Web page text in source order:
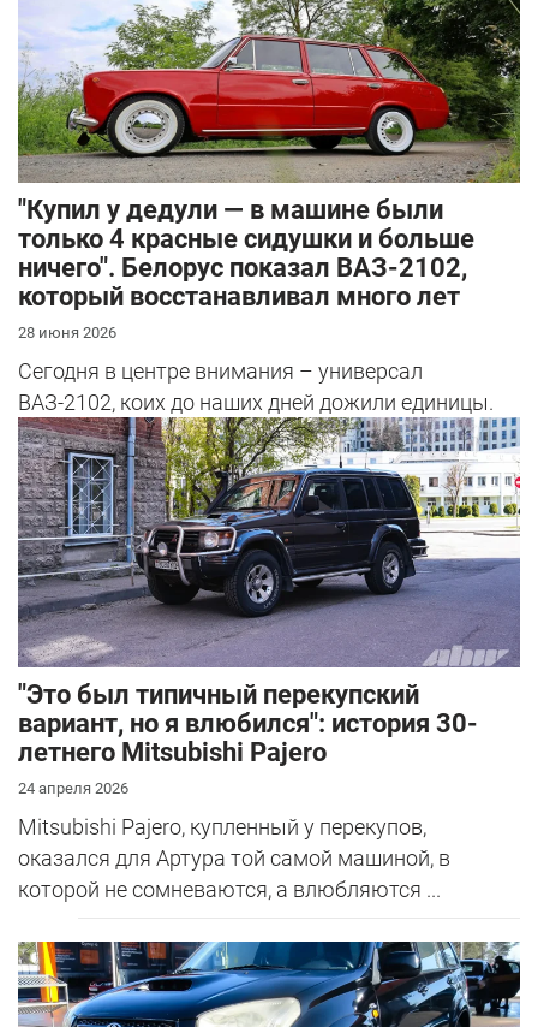
"Купил у дедули — в машине были
только 4 красные сидушки и больше
ничего". Белорус показал ВАЗ-2102,
который восстанавливал много лет
28 июня 2026
Сегодня в центре внимания – универсал
ВАЗ-2102, коих до наших дней дожили единицы.
"Это был типичный перекупский
вариант, но я влюбился": история 30-
летнего Mitsubishi Pajero
24 апреля 2026
Mitsubishi Pajero, купленный у перекупов,
оказался для Артура той самой машиной, в
которой не сомневаются, а влюбляются ...